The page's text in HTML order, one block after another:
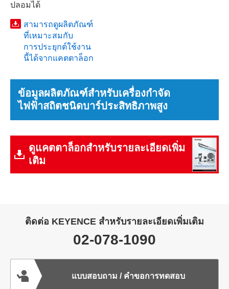
ปลอมได้
สามารถดูผลิตภัณฑ์
ที่เหมาะสมกับ
การประยุกต์ใช้งาน
นี้ได้จากแคตตาล็อก
ข้อมูลผลิตภัณฑ์สำหรับเครื่องกำจัด
ไฟฟ้าสถิตชนิดบาร์ประสิทธิภาพสูง
ดูแคตตาล็อกสำหรับรายละเอียดเพิ่ม
เติม
ติดต่อ KEYENCE สำหรับรายละเอียดเพิ่มเติม
02-078-1090
แบบสอบถาม / คำขอการทดสอบ